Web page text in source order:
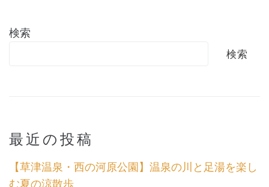
検索
検索
最近の投稿
【草津温泉・西の河原公園】温泉の川と足湯を楽し
む夏の涼散歩